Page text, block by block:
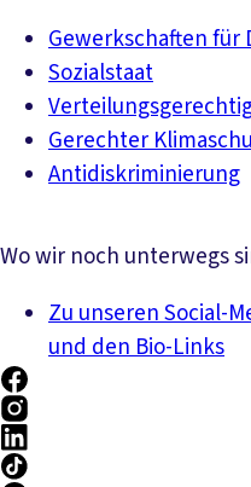
Gewerkschaften für
Sozialstaat
Gerechter
Antidiskriminierung
Wo wir noch unterwegs
Zu unseren Social-
und den Bio-Links